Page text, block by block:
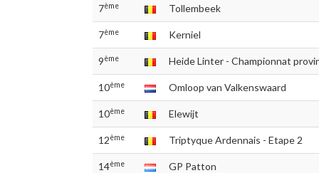
7ème Tollembeek
7ème Kerniel
9ème Heide Linter - Championnat
10ème Omloop van Valkenswaard
10ème Elewijt
12ème Triptyque Ardennais - Etape 2
14ème GP Patton